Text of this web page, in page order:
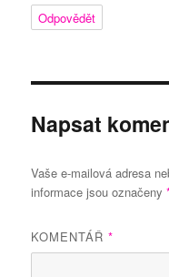
Odpovědět
Napsat
Vaše e-mailová adresa
informace jsou označeny
KOMENTÁŘ*